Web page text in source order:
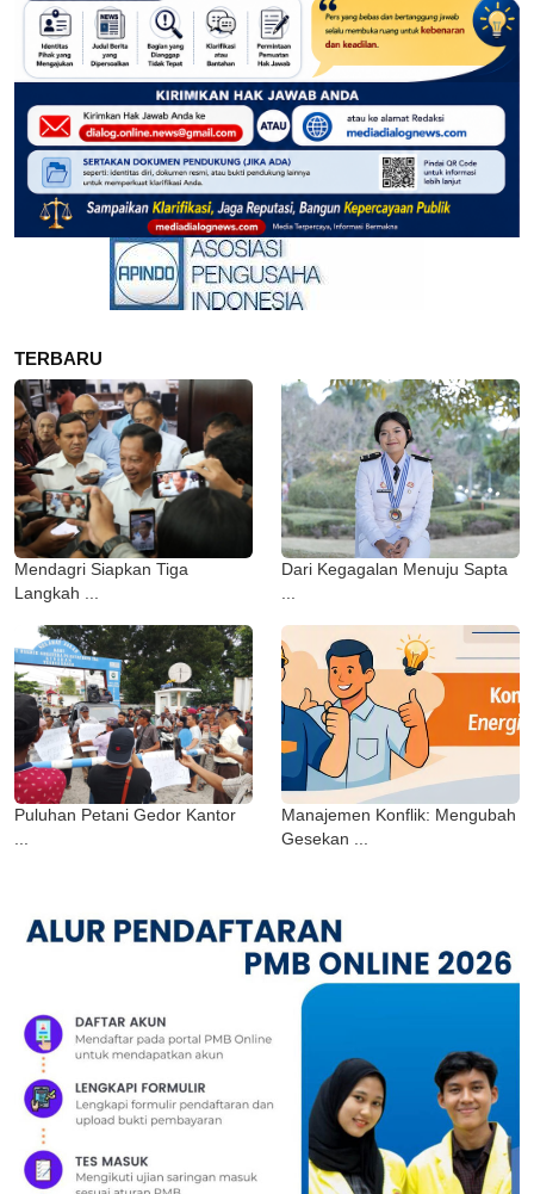
TERBARU
Mendagri Siapkan Tiga
Langkah ...
Dari Kegagalan Menuju Sapta
Puluhan Petani Gedor Kantor
Manajemen Konflik: Mengubah
Gesekan ...